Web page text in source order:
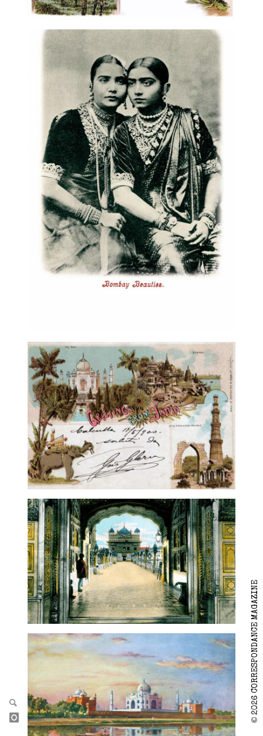
©
2026 CORRESPONDANCE MAGAZINE